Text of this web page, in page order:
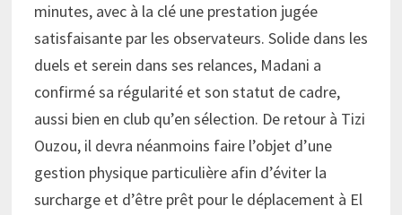
minutes, avec à la clé une prestation jugée
satisfaisante par les observateurs. Solide dans les
duels et serein dans ses relances, Madani a
confirmé sa régularité et son statut de cadre,
aussi bien en club qu’en sélection. De retour à Tizi
Ouzou, il devra néanmoins faire l’objet d’une
gestion physique particulière afin d’éviter la
surcharge et d’être prêt pour le déplacement à El